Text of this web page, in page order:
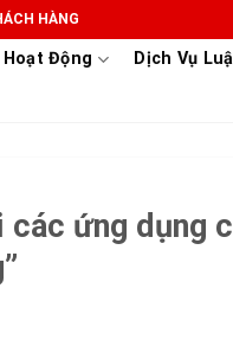
HÀNG
Hoạt Động Dịch Vụ
các ứng dụng